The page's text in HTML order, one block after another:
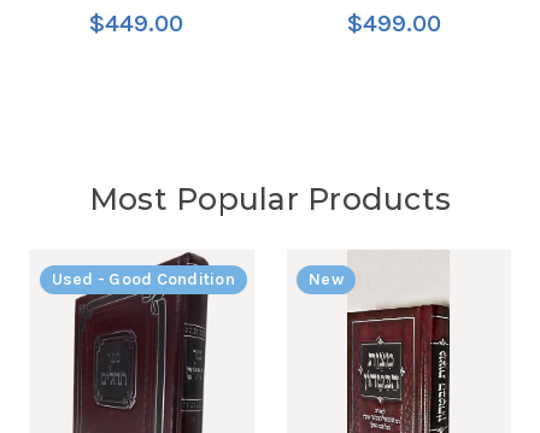
$449.00 $499.00
Most Popular Products
Used - Good Condition New